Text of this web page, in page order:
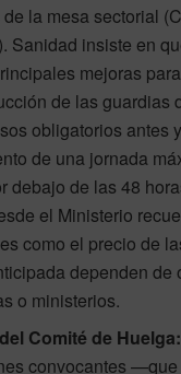
la mesa sectorial
Sanidad insiste en
mejoras
de las guardias
obligatorios antes
de una jornada
debajo de las 48
el Ministerio
como el precio de
dependen de
o ministerios.
Comité de Huelga:
convocantes —que